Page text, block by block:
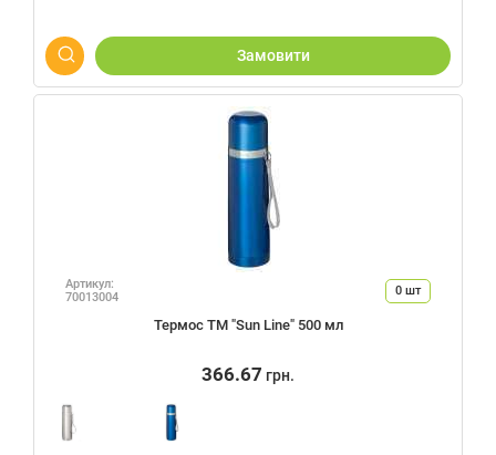
Замовити
Артикул:
70013004
0шт
Термос ТМ "Sun Line" 500 мл
366.67 грн.